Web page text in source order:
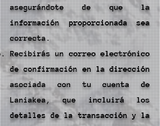
asegurándote de que la
información proporcionada sea
correcta.
Recibirás un correo electrónico
de confirmación en la dirección
asociada con tu cuenta de
Laniakea, que incluirá los
detalles de la transacción y la